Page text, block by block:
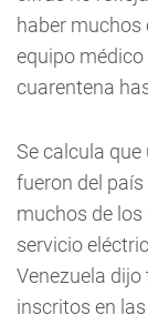
haber
equipo
cuarentena
Se calcula
fueron del
muchos de los
servicio
Venezuela
inscritos en